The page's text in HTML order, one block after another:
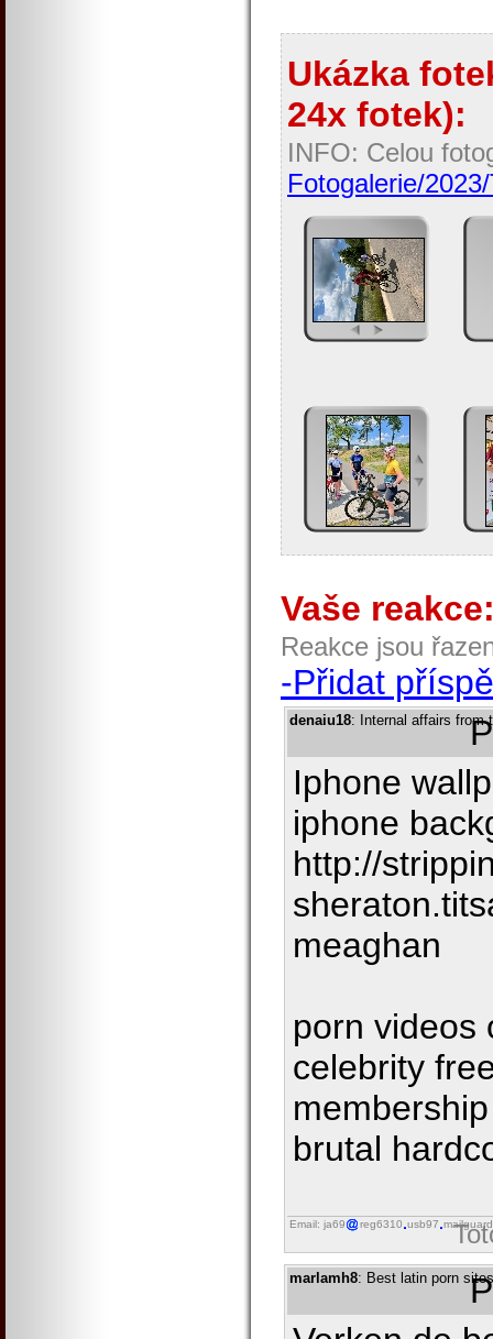
Ukázka
24x fotek):
INFO: Celou
Fotogalerie/
Vaše
Reakce jsou
-Přidat
denaiu18: Internal affairs from
Iphone
iphone
http://
meaghan
porn videos
celebrity
brutal
Email: ja69 reg6310 usb97
marlamh8: Best latin porn